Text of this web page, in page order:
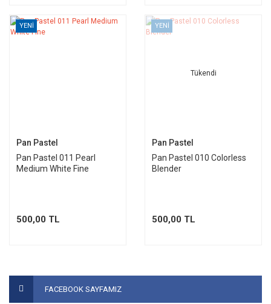
YENİ
Pan Pastel
Pan Pastel 011 Pearl
Medium White Fine
500,00 TL
YENİ
Tükendi
Pan Pastel
Pan Pastel 010 Colorless
Blender
500,00 TL
FACEBOOK SAYFAMIZ